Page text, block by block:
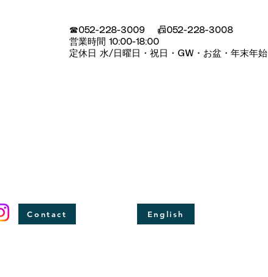
☎052-228-3009 📠052-228-3008
​営業時間 10:00-18:00
定休日 水/日曜日・祝日・GW・お盆・年末年始
Contact English